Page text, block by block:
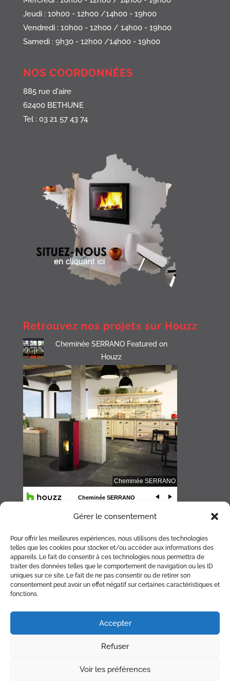
Gérer le consentement
Pour offrir les meilleures expériences, nous utilisons des technologies
telles que les cookies pour stocker et/ou accéder aux informations des
appareils. Le fait de consentir à ces technologies nous permettra de
traiter des données telles que le comportement de navigation ou les ID
uniques sur ce site. Le fait de ne pas consentir ou de retirer son
consentement peut avoir un effet négatif sur certaines caractéristiques et
fonctions.
Accepter
Refuser
Voir les préférences
Jeudi : 10h00 - 12h00 /14h00 - 19h00
Vendredi : 10h00 - 12h00 / 14h00 - 19h00
Samedi : 9h30 - 12h00 /14h00 - 19h00
NOS COORDONNÉES
885 rue d'aire
62400 BETHUNE
Tel : 03 21 57 43 74
Retrouvez nos projets sur Houzz
Cheminée SERRANO Featured on
Houzz
ACCESSOIRES
RÉALISATIONS
PARTENAIRES
PLAN
RDV RAMONAGE